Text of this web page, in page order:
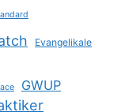
Evangelikale
GWUP